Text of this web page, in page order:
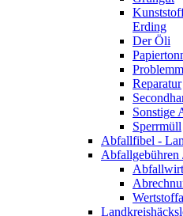
Erding
Der Öli
Reparatur
Sonstige
Sperrmüll
Abfallfibel -
Abfallgebühren